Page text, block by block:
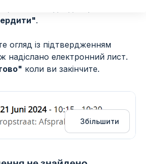
.
огляд із підтвердженням
надіслано електронний лист.
коли ви закінчите.
Збільшити